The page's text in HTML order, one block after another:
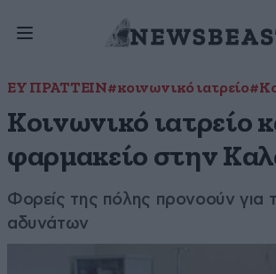
ΕΥ ΠΡΑΤΤΕΙΝ#κοινωνικό ιατρείο
Κοινωνικό ιατρείο
φαρμακείο στην
Φορείς της πόλης προνοούν για
αδυνάτων